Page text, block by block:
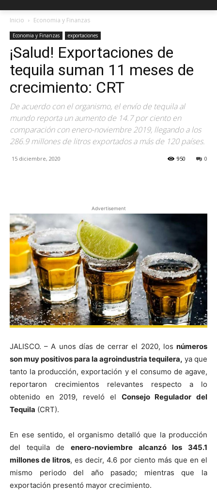
Inicio Economia y Finanzas
Economia y Finanzas exportaciones
¡Salud! Exportaciones de
tequila suman 11 meses de
crecimiento: CRT
De acuerdo con el organismo, el envío de tequila al
mundo reporta un aumento de 14.7 por ciento en
comparación con enero-noviembre 2019, llegando a los
286.9 millones de litros exportados a más de 120 países.
15 diciembre, 2020 0
950
Advertisement
JALISCO. – A unos días de cerrar el 2020, los números
son muy positivos para la agroindustria tequilera, ya que
tanto la producción, exportación y el consumo de agave,
reportaron crecimientos relevantes respecto a lo
obtenido en 2019, reveló el Consejo Regulador del
Tequila (CRT).
En ese sentido, el organismo detalló que la producción
del tequila de enero-noviembre alcanzó los 345.1
millones de litros, es decir, 4.6 por ciento más que en el
mismo periodo del año pasado; mientras que la
exportación presentó mayor crecimiento.